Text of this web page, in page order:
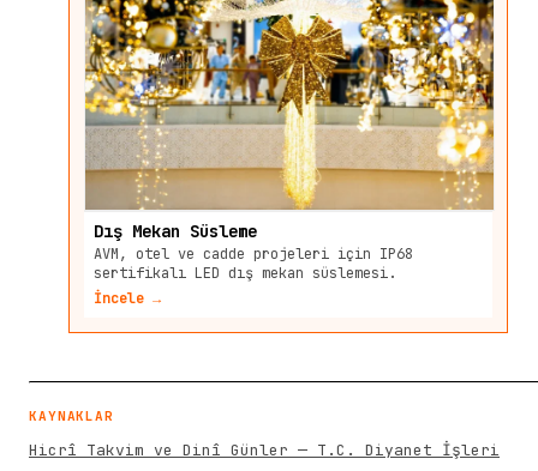
Dış Mekan Süsleme
AVM, otel ve cadde projeleri için IP68
sertifikalı LED dış mekan süslemesi.
İncele →
KAYNAKLAR
Hicrî Takvim ve Dinî Günler — T.C. Diyanet İşleri